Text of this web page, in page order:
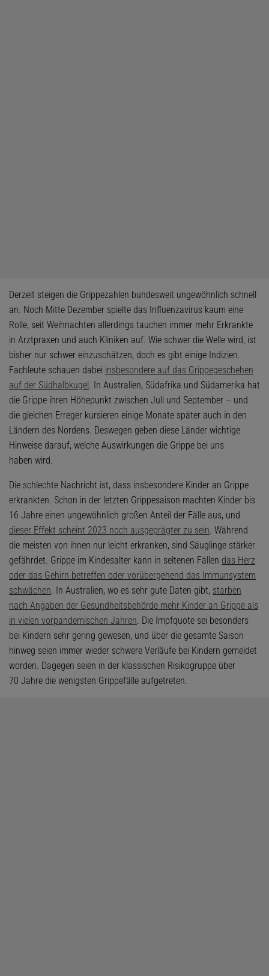
Derzeit steigen die Grippezahlen bundesweit ungewöhnlich schnell
an. Noch Mitte Dezember spielte das Influenzavirus kaum eine
Rolle, seit Weihnachten allerdings tauchen immer mehr Erkrankte
in Arztpraxen und auch Kliniken auf. Wie schwer die Welle wird, ist
bisher nur schwer einzuschätzen, doch es gibt einige Indizien.
Fachleute schauen dabei insbesondere auf das Grippegeschehen
auf der Südhalbkugel. In Australien, Südafrika und Südamerika hat
die Grippe ihren Höhepunkt zwischen Juli und September – und
die gleichen Erreger kursieren einige Monate später auch in den
Ländern des Nordens. Deswegen geben diese Länder wichtige
Hinweise darauf, welche Auswirkungen die Grippe bei uns
haben wird.
Die schlechte Nachricht ist, dass insbesondere Kinder an Grippe
erkrankten. Schon in der letzten Grippesaison machten Kinder bis
16 Jahre einen ungewöhnlich großen Anteil der Fälle aus, und
dieser Effekt scheint 2023 noch ausgeprägter zu sein. Während
die meisten von ihnen nur leicht erkranken, sind Säuglinge stärker
gefährdet. Grippe im Kindesalter kann in seltenen Fällen das Herz
oder das Gehirn betreffen oder vorübergehend das Immunsystem
schwächen. In Australien, wo es sehr gute Daten gibt, starben
nach Angaben der Gesundheitsbehörde mehr Kinder an Grippe als
in vielen vorpandemischen Jahren. Die Impfquote sei besonders
bei Kindern sehr gering gewesen, und über die gesamte Saison
hinweg seien immer wieder schwere Verläufe bei Kindern gemeldet
worden. Dagegen seien in der klassischen Risikogruppe über
70 Jahre die wenigsten Grippefälle aufgetreten.